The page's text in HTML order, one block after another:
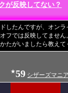
が反映してない？
したんですが、オン
フでは反映してません
たがいましたら教えて
★59 シザーズマニア